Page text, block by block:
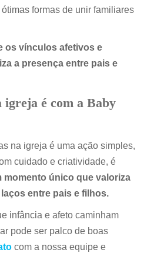
formas de unir familiares
os vínculos afetivos e
a presença entre pais e
igreja é com a Baby
na igreja é uma ação simples,
cuidado e criatividade, é
momento único que valoriza
entre pais e filhos.
infância e afeto caminham
pode ser palco de boas
com a nossa equipe e